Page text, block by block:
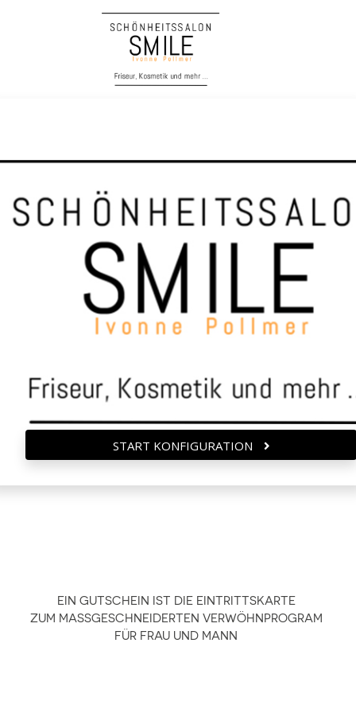
START KONFIGURATION
EIN GUTSCHEIN IST DIE EINTRITTSKARTE
ZUM MASSGESCHNEIDERTEN VERWÖHNPROGRAM
FÜR FRAU UND MANN